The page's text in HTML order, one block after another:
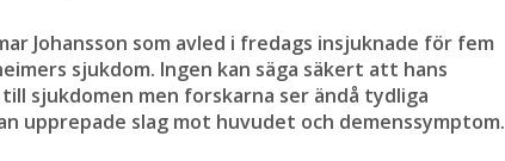
Johansson som avled i fredags insjuknade för fem
sjukdom. Ingen kan säga säkert att hans
sjukdomen men forskarna ser ändå tydliga
upprepade slag mot huvudet och demenssymptom.